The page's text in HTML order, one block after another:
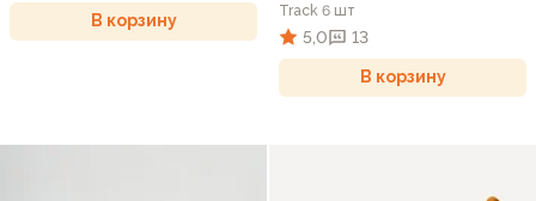
В корзину
Track 6 шт
5,0 13
В корзину